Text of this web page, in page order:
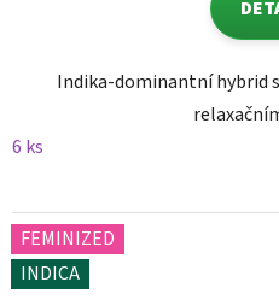
Indika-dominantní hybrid
6 ks
FEMINIZED
INDICA